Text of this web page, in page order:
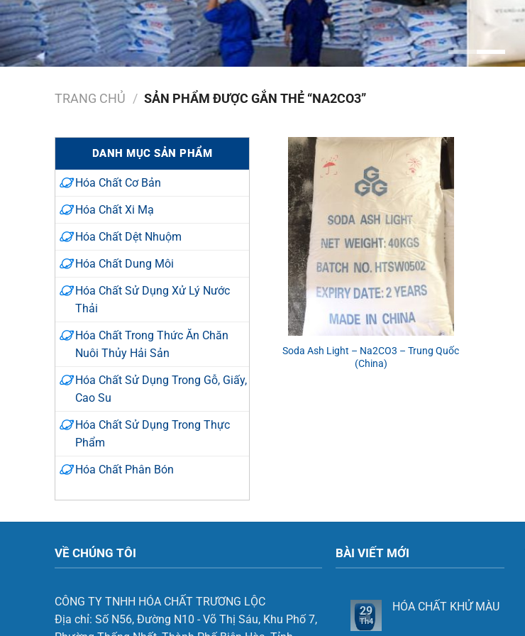
TRANG CHỦ / SẢN PHẨM ĐƯỢC GẮN THẺ “NA2CO3”
DANH MỤC SẢN PHẨM
Hóa Chất Cơ Bản
Hóa Chất Xi Mạ
Hóa Chất Dệt Nhuộm
Hóa Chất Dung Môi
Hóa Chất Sử Dụng Xử Lý Nước
Thải
Hóa Chất Trong Thức Ăn Chăn
Nuôi Thủy Hải Sản
Hóa Chất Sử Dụng Trong Gỗ, Giấy,
Cao Su
Hóa Chất Sử Dụng Trong Thực
Phẩm
Hóa Chất Phân Bón
Soda Ash Light – Na2CO3 – Trung Quốc
(China)
VỀ CHÚNG TÔI
CÔNG TY TNHH HÓA CHẤT TRƯƠNG LỘC
Địa chỉ: Số N56, Đường N10 - Võ Thị Sáu, Khu Phố 7,
BÀI VIẾT MỚI
29
Th4
HÓA CHẤT KHỬ MÀU